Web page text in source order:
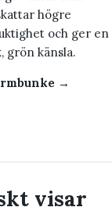
högre
och ger en
grön känsla.
→
visar